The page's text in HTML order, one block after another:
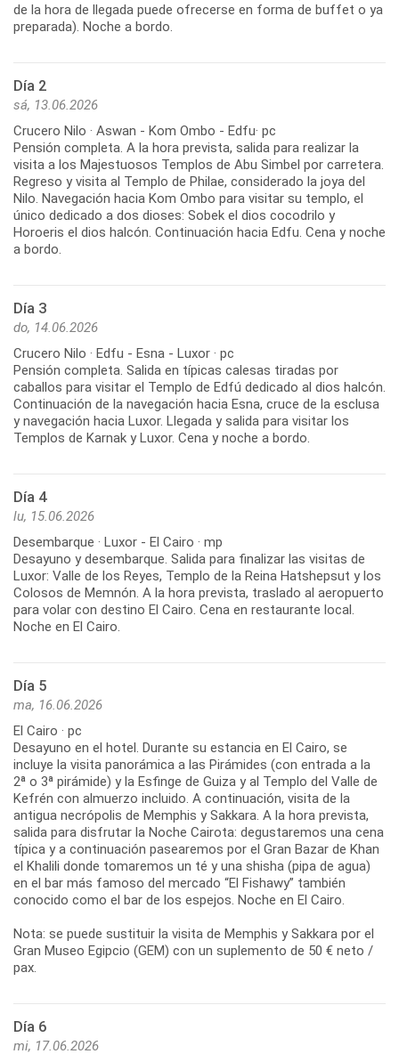
de la hora de llegada puede ofrecerse en forma de buffet o ya
preparada). Noche a bordo.
Día 2
sá, 13.06.2026
Crucero Nilo · Aswan - Kom Ombo - Edfu· pc
Pensión completa. A la hora prevista, salida para realizar la
visita a los Majestuosos Templos de Abu Simbel por carretera.
Regreso y visita al Templo de Philae, considerado la joya del
Nilo. Navegación hacia Kom Ombo para visitar su templo, el
único dedicado a dos dioses: Sobek el dios cocodrilo y
Horoeris el dios halcón. Continuación hacia Edfu. Cena y noche
Día 3
do, 14.06.2026
Crucero Nilo · Edfu - Esna - Luxor · pc
Pensión completa. Salida en típicas calesas tiradas por
caballos para visitar el Templo de Edfú dedicado al dios halcón.
Continuación de la navegación hacia Esna, cruce de la esclusa
y navegación hacia Luxor. Llegada y salida para visitar los
Día 4
lu, 15.06.2026
Desembarque · Luxor - El Cairo · mp
Desayuno y desembarque. Salida para finalizar las visitas de
Luxor: Valle de los Reyes, Templo de la Reina Hatshepsut y los
Colosos de Memnón. A la hora prevista, traslado al aeropuerto
para volar con destino El Cairo. Cena en restaurante local.
Día 5
ma, 16.06.2026
El Cairo · pc
Desayuno en el hotel. Durante su estancia en El Cairo, se
incluye la visita panorámica a las Pirámides (con entrada a la
2ª o 3ª pirámide) y la Esfinge de Guiza y al Templo del Valle de
Kefrén con almuerzo incluido. A continuación, visita de la
antigua necrópolis de Memphis y Sakkara. A la hora prevista,
salida para disfrutar la Noche Cairota: degustaremos una cena
típica y a continuación pasearemos por el Gran Bazar de Khan
el Khalili donde tomaremos un té y una shisha (pipa de agua)
en el bar más famoso del mercado “El Fishawy” también
conocido como el bar de los espejos. Noche en El Cairo.
Nota: se puede sustituir la visita de Memphis y Sakkara por el
Gran Museo Egipcio (GEM) con un suplemento de 50 € neto /
pax.
Día 6
mi, 17.06.2026